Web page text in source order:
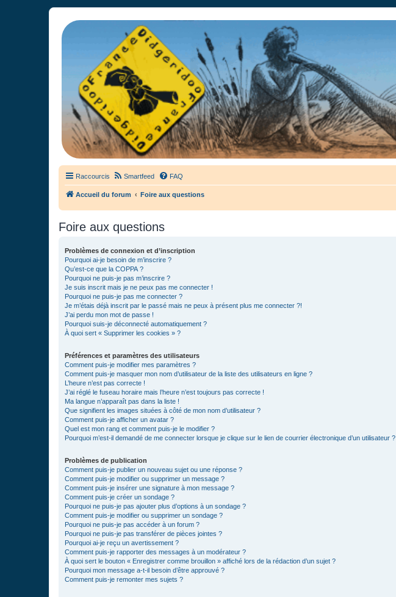
France Didgeridoo
Didgeridoo et Guimbarde sur France Didgeridoo - retrouvez la communauté.
Raccourcis Smartfeed FAQ
Accueil du forum Foire aux questions
Foire aux questions
Problèmes de connexion et d’inscription
Pourquoi ai-je besoin de m’inscrire ?
Qu’est-ce que la COPPA ?
Pourquoi ne puis-je pas m’inscrire ?
Je suis inscrit mais je ne peux pas me connecter !
Pourquoi ne puis-je pas me connecter ?
Je m’étais déjà inscrit par le passé mais ne peux à présent plus me connecter ?!
J’ai perdu mon mot de passe !
Pourquoi suis-je déconnecté automatiquement ?
À quoi sert « Supprimer les cookies » ?
Préférences et paramètres des utilisateurs
Comment puis-je modifier mes paramètres ?
Comment puis-je masquer mon nom d’utilisateur de la liste des utilisateurs en ligne ?
L’heure n’est pas correcte !
J’ai réglé le fuseau horaire mais l’heure n’est toujours pas correcte !
Ma langue n’apparaît pas dans la liste !
Que signifient les images situées à côté de mon nom d’utilisateur ?
Comment puis-je afficher un avatar ?
Quel est mon rang et comment puis-je le modifier ?
Pourquoi m’est-il demandé de me connecter lorsque je clique sur le lien de courrier électronique d’un utilisateur ?
Problèmes de publication
Comment puis-je publier un nouveau sujet ou une réponse ?
Comment puis-je modifier ou supprimer un message ?
Comment puis-je insérer une signature à mon message ?
Comment puis-je créer un sondage ?
Pourquoi ne puis-je pas ajouter plus d’options à un sondage ?
Comment puis-je modifier ou supprimer un sondage ?
Pourquoi ne puis-je pas accéder à un forum ?
Pourquoi ne puis-je pas transférer de pièces jointes ?
Pourquoi ai-je reçu un avertissement ?
Comment puis-je rapporter des messages à un modérateur ?
À quoi sert le bouton « Enregistrer comme brouillon » affiché lors de la rédaction d’un sujet ?
Pourquoi mon message a-t-il besoin d’être approuvé ?
Comment puis-je remonter mes sujets ?